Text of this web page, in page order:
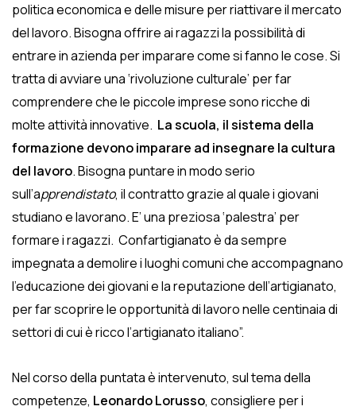
politica economica e delle misure per riattivare il mercato
del lavoro. Bisogna offrire ai ragazzi la possibilità di
entrare in azienda per imparare come si fanno le cose. Si
tratta di avviare una ‘rivoluzione culturale’ per far
comprendere che le piccole imprese sono ricche di
molte attività innovative. La scuola, il sistema della
formazione devono imparare ad insegnare la cultura
del lavoro. Bisogna puntare in modo serio
sull’apprendistato, il contratto grazie al quale i giovani
studiano e lavorano. E’ una preziosa ‘palestra’ per
formare i ragazzi. Confartigianato è da sempre
impegnata a demolire i luoghi comuni che accompagnano
l’educazione dei giovani e la reputazione dell’artigianato,
per far scoprire le opportunità di lavoro nelle centinaia di
settori di cui è ricco l’artigianato italiano”.
Nel corso della puntata è intervenuto, sul tema della
competenze, Leonardo Lorusso, consigliere per i